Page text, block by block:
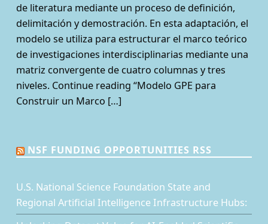
de literatura mediante un proceso de definición,
delimitación y demostración. En esta adaptación, el
modelo se utiliza para estructurar el marco teórico
de investigaciones interdisciplinarias mediante una
matriz convergente de cuatro columnas y tres
niveles. Continue reading “Modelo GPE para
Construir un Marco […]
NSF FUNDING OPPORTUNITIES RSS
U.S. National Science Foundation State and
Regional Artificial Intelligence Infrastructure Hubs: